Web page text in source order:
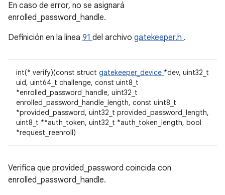
En caso de error, no se asignará
enrolled_password_handle.
Definición en la línea 91 del archivo gatekeeper.h .
int(* verify)(const struct gatekeeper_device *dev, uint32_t
uid, uint64_t challenge, const uint8_t
*enrolled_password_handle, uint32_t
enrolled_password_handle_length, const uint8_t
*provided_password, uint32_t provided_password_length,
uint8_t **auth_token, uint32_t *auth_token_length, bool
*request_reenroll)
Verifica que provided_password coincida con
enrolled_password_handle.